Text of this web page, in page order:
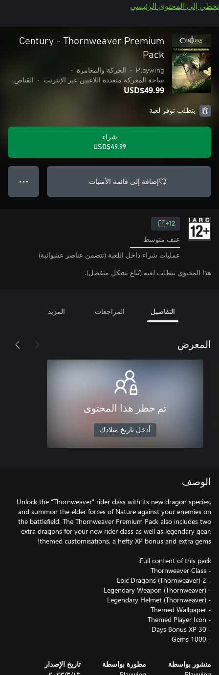
تخطي إلى المحتوى الرئيسي
Century - Thornweaver Premium
Pack
Playwing
• الحركة والمغامرة
•
ساحة المعركة متعددة اللاعبين عبر الإنترنت
• القناص
USD$49.99
يتطلب توفر لعبة
شراء
USD$49.99
إضافة إلى قائمة الأمنيات ● ● ●
12+
عنف متوسط
عمليات شراء داخل اللعبة (تتضمن عناصر عشوائية)
هذا المحتوى يتطلب لعبة (تُباع بشكل منفصل).
التفاصيل المراجعات المزيد
المعرض
تم حظر هذا المحتوى
أدخل تاريخ ميلادك
الوصف
Unlock the “Thornweaver” rider class with its new dragon species,
and summon the elder forces of Nature against your enemies on
the battlefield. The Thornweaver Premium Pack also includes two
extra dragons for your new rider class as well as legendary gear,
- 1000 Gems
منشور بواسطة مطورة بواسطة تاريخ الإصدار